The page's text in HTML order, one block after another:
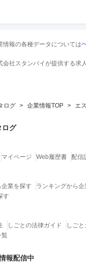
情報の各種データについては
会社スタンバイが提供する求
ログ 企業情報TOP エ
ログ
マイページ Web履歴書 配信
業を探す
ランキングから企
す
しごとの法律ガイド
しご
覧
報配信中